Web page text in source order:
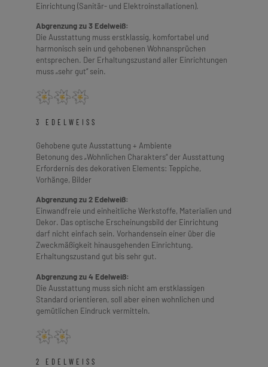
Einrichtung (Sanitär- und Elektroinstallationen).
Abgrenzung zu 3 Edelweiß:
Die Ausstattung muss erstklassig, komfortabel und
harmonisch sein und gehobenen Wohnansprüchen
entsprechen. Der Erhaltungszustand aller Einrichtungen
muss „sehr gut“ sein.
3 EDELWEISS
Gehobene gute Ausstattung + Ambiente
Betonung des „Wohnlichen Charakters“ der Ausstattung
Erfordernis des dekorativen Elements: Teppiche,
Vorhänge, Bilder
Abgrenzung zu 2 Edelweiß:
Einwandfreie und einheitliche Werkstoffe, Materialien und
Dekor. Das optische Erscheinungsbild der Einrichtung
darf nicht einfach sein. Vorhandensein einer über die
Zweckmäßigkeit hinausgehenden Einrichtung.
Erhaltungszustand gut bis sehr gut.
Abgrenzung zu 4 Edelweiß:
Die Ausstattung muss sich nicht am erstklassigen
Standard orientieren, soll aber einen wohnlichen und
gemütlichen Eindruck vermitteln.
2 EDELWEISS